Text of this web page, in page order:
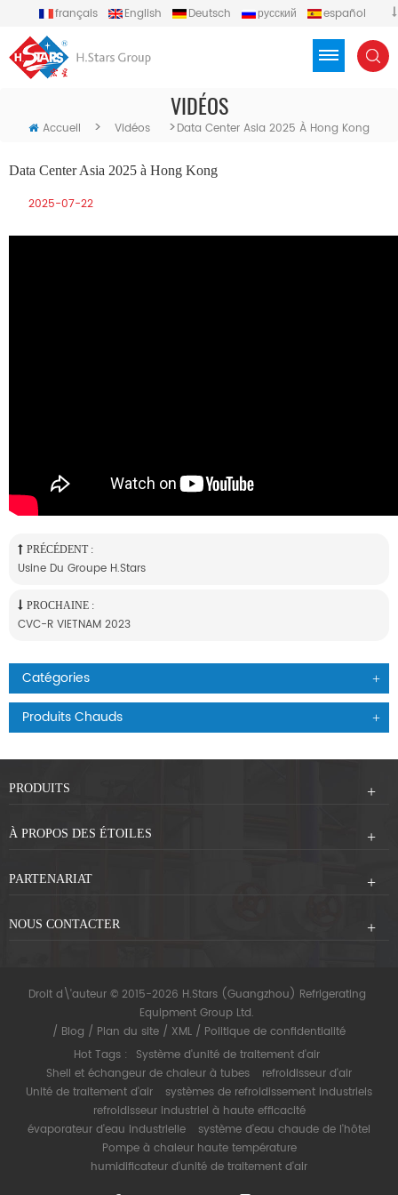
français English Deutsch русский
español
VIDÉOS
Accueil > Vidéos >Data Center Asia 2025 À Hong Kong
Data Center Asia 2025 à Hong Kong
2025-07-22
PRÉCÉDENT :
Usine Du Groupe H.Stars
PROCHAINE :
CVC-R VIETNAM 2023
Catégories
Produits Chauds
PRODUITS
À PROPOS DES ÉTOILES
PARTENARIAT
NOUS CONTACTER
Droit d\'auteur © 2015-2026 H.Stars (Guangzhou) Refrigerating
Equipment Group Ltd.
/ Blog / Plan du site / XML / Politique de confidentialité
Hot Tags :
Système d'unité de traitement d'air
Shell et échangeur de chaleur à tubes
refroidisseur d'air
Unité de traitement d'air
systèmes de refroidissement industriels
refroidisseur industriel à haute efficacité
évaporateur d'eau industrielle
système d'eau chaude de l'hôtel
Pompe à chaleur haute température
humidificateur d'unité de traitement d'air